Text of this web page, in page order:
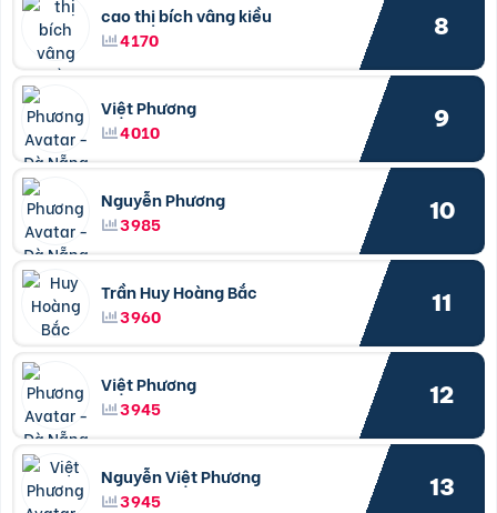
cao thị bích vâng kiều
4170
8
Việt Phương
4010
9
Nguyễn Phương
3985
10
Trần Huy Hoàng Bắc
3960
11
Việt Phương
3945
12
Nguyễn Việt Phương
3945
13